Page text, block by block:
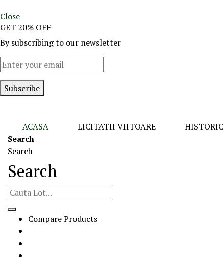
Close
GET 20% OFF
By subscribing to our newsletter
Subscribe
ACASA LICITATII VIITOARE HISTORIC
Search
Search
Search
Compare Products